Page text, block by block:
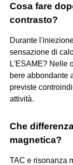
Cosa fare
contrasto?
Durante
sensazione di
L'ESAME? Nelle
bere abbondante
previste
attività.
Che
magnetica?
TAC e risonanza